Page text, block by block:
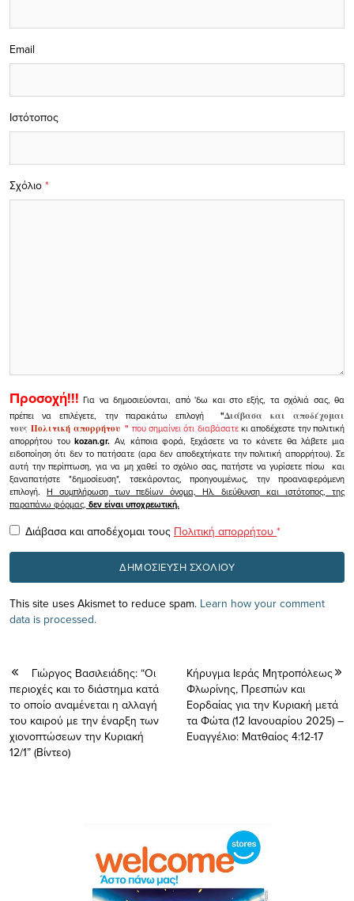
Σχόλιο *
Email
Ιστότοπος
Προσοχή!!! Για να δημοσιεύονται, από 'δω και στο εξής, τα σχόλιά σας, θα
πρέπει να επιλέγετε, την παρακάτω επιλογή
"Διάβασα και αποδέχομαι
τουςΠολιτική απορρήτου" που σημαίνει ότι διαβάσατεκι αποδέχεστε την πολιτική
απορρήτου τουkozan.gr. Αν, κάποια φορά, ξεχάσετε να το κάνετε θα λάβετε μια
ειδοποίηση ότι δεν το πατήσατε (αρα δεν αποδεχτήκατε την πολιτική απορρήτου). Σε
αυτή την περίπτωση, για να μη χαθεί το σχόλιο σας, πατήστε να γυρίσετε πίσω και
ξαναπατήστε "δημοσίευση", τσεκάροντας, προηγουμένως, την προαναφερόμενη
επιλογή.Η συμπλήρωση των πεδίων όνομα, Ηλ. διεύθυνση και ιστότοπος, της
παραπάνω φόρμας, δεν είναι υποχρεωτική.
Διάβασα και αποδέχομαι τους Πολιτική απορρήτου *
This site uses Akismet to reduce spam. Learn how your comment
data is processed.
Γιώργος Βασιλειάδης: “Οι
περιοχές και το διάστημα κατά
το οποίο αναμένεται η αλλαγή
του καιρού με την έναρξη των
χιονοπτώσεων την Κυριακή
12/1” (Βίντεο)
Κήρυγμα Ιεράς Μητροπόλεως
Φλωρίνης, Πρεσπών και
Εορδαίας για την Κυριακή μετά
τα Φώτα (12 Ιανουαρίου 2025) –
Ευαγγέλιο: Ματθαίος 4:12-17